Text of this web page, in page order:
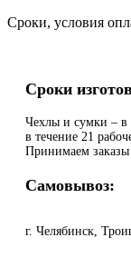
Сроки, условия
Сроки
Чехлы и сумки – в
в течение 21
Принимаем заказы
Самовывоз:
г. Челябинск,